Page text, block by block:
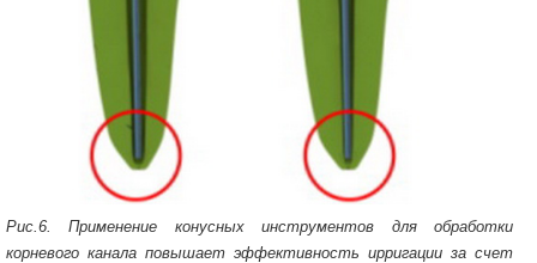
Рис.6. Применение конусных инструментов для обработки
корневого канала повышает эффективность ирригации за счет